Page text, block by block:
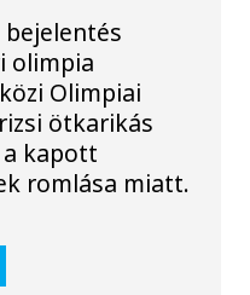
bejelentés
olimpia
Olimpiai
ötkarikás
a kapott
romlása miatt.